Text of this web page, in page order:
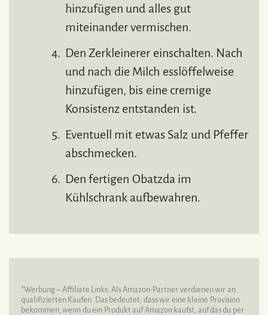
hinzufügen und alles gut
miteinander vermischen.
Den Zerkleinerer einschalten. Nach
und nach die Milch esslöffelweise
hinzufügen, bis eine cremige
Konsistenz entstanden ist.
Eventuell mit etwas Salz und Pfeffer
abschmecken.
Den fertigen Obatzda im
Kühlschrank aufbewahren.
*Werbung – Affiliate Links: Als Amazon-Partner verdienen wir an
qualifizierten Käufen. Das bedeutet, dass wir eine kleine Provision
bekommen, wenn du ein Produkt auf Amazon kaufst, auf das du per